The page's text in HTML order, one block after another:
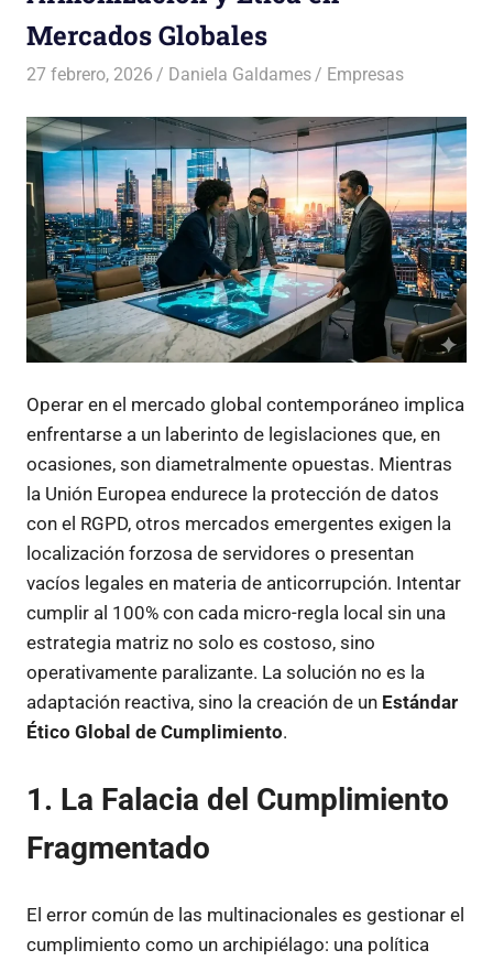
Mercados Globales
27 febrero, 2026 Daniela Galdames Empresas
Operar en el mercado global contemporáneo implica
enfrentarse a un laberinto de legislaciones que, en
ocasiones, son diametralmente opuestas. Mientras
la Unión Europea endurece la protección de datos
con el RGPD, otros mercados emergentes exigen la
localización forzosa de servidores o presentan
vacíos legales en materia de anticorrupción. Intentar
cumplir al 100% con cada micro-regla local sin una
estrategia matriz no solo es costoso, sino
operativamente paralizante. La solución no es la
adaptación reactiva, sino la creación de un Estándar
Ético Global de Cumplimiento.
1. La Falacia del Cumplimiento
Fragmentado
El error común de las multinacionales es gestionar el
cumplimiento como un archipiélago: una política